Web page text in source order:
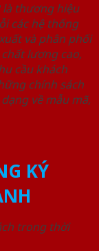
là thương hiệu
các hệ thống
và phân phối
lượng cao,
cầu khách
chính sách
về mẫu mã,
KÝ
trong thời